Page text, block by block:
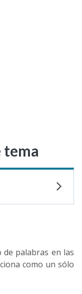
tema
palabras en las
como un sólo